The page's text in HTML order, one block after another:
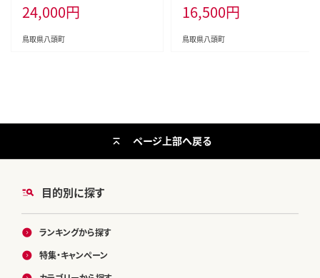
特産品 秀品 赤秀 贈答用 先行予約
送料無料 果汁 デザート---yazu_zs
y_257_5kg---
24,000円
鳥取県八頭町
し 果物 フルーツ 特産品 送料無料
果汁 デザート 八頭 ---yazu_zsy_7
5_5kg---
16,500円
鳥取県八頭町
目的別に探す
ランキングから探す
特集・キャンペーン
ページ上部へ戻る